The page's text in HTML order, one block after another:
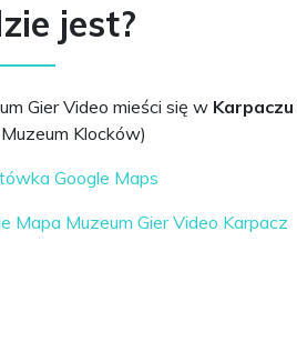
jest?
Gier Video mieści się w Karpaczu
Klocków)
Google Maps
Mapa Muzeum Gier Video Karpacz